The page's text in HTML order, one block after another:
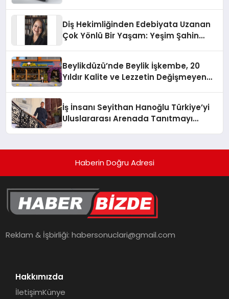
Diş Hekimliğinden Edebiyata Uzanan
Çok Yönlü Bir Yaşam: Yeşim Şahin
Beylikdüzü’nde Beylik İşkembe, 20
Yıldır Kalite ve Lezzetin Değişmeyen
İş İnsanı Seyithan Hanoğlu Türkiye’yi
Uluslararası Arenada Tanıtmayı
Haberin Doğru Adresi
Reklam & İşbirliği:habersonuclari@gmail.com
Hakkımızda
İletişimKünye